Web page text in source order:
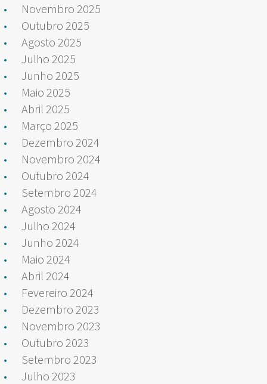
Novembro 2025
Outubro 2025
Agosto 2025
Julho 2025
Junho 2025
Maio 2025
Abril 2025
Março 2025
Dezembro 2024
Novembro 2024
Outubro 2024
Setembro 2024
Agosto 2024
Julho 2024
Junho 2024
Maio 2024
Abril 2024
Fevereiro 2024
Dezembro 2023
Novembro 2023
Outubro 2023
Setembro 2023
Julho 2023